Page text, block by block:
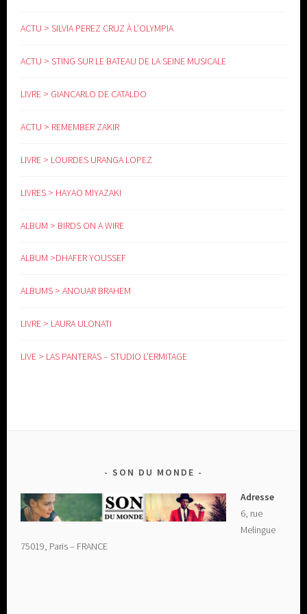
ACTU > SILVIA PEREZ CRUZ À L’OLYMPIA
ACTU > STING SUR LE BATEAU DE LA SEINE MUSICALE
LIVRE > GIANCARLO DE CATALDO
ACTU > REMEMBER ZAKIR
LIVRE > LOURDES URANGA LOPEZ
LIVRES > HAYAO MIYAZAKI
ALBUM > BIRDS ON A WIRE
ALBUM >DHAFER YOUSSEF
ALBUMS > ANOUAR BRAHEM
LIVRE > LAURA ULONATI
LIVE > LAS PANTERAS – STUDIO L’ERMITAGE
SON DU MONDE
Adresse
6, rue
Melingue
75019, Paris – FRANCE